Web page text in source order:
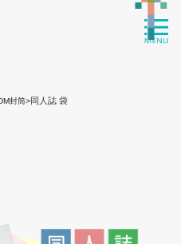
封筒>同人誌 袋